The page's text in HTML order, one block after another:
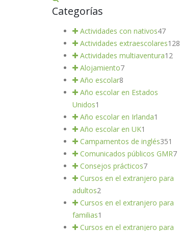
Categorías
Actividades con nativos47
Actividades extraescolares128
Actividades multiaventura12
Alojamiento7
Año escolar8
Año escolar en Estados
Unidos1
Año escolar en Irlanda1
Año escolar en UK1
Campamentos de inglés351
Comunicados públicos GMR7
Consejos prácticos7
Cursos en el extranjero para
adultos2
Cursos en el extranjero para
familias1
Cursos en el extranjero para